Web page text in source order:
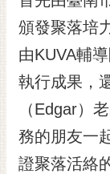
哲
光
花
桐
花
祭
頒發聚落培
由KUVA輔
執行成果，
（Edgar）
務的朋友一
證聚落活絡